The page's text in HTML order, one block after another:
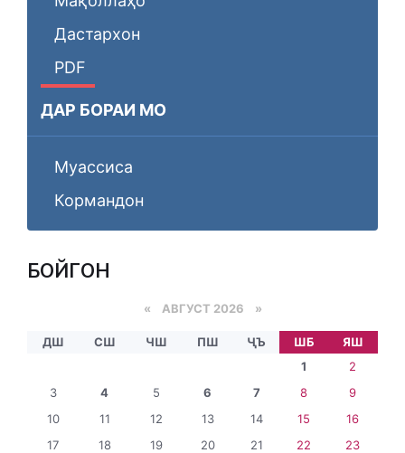
Дастархон
PDF
ДАР БОРАИ МО
Муассиса
Кормандон
БОЙГОНӢ
« АВГУСТ 2026 »
ДШ СШ ЧШ ПШ ҶЪ ШБ
ЯШ
1
2
3
4 5 6 7 8
9
10
11 12 13 14 15
16
17
18 19 20 21 22
23